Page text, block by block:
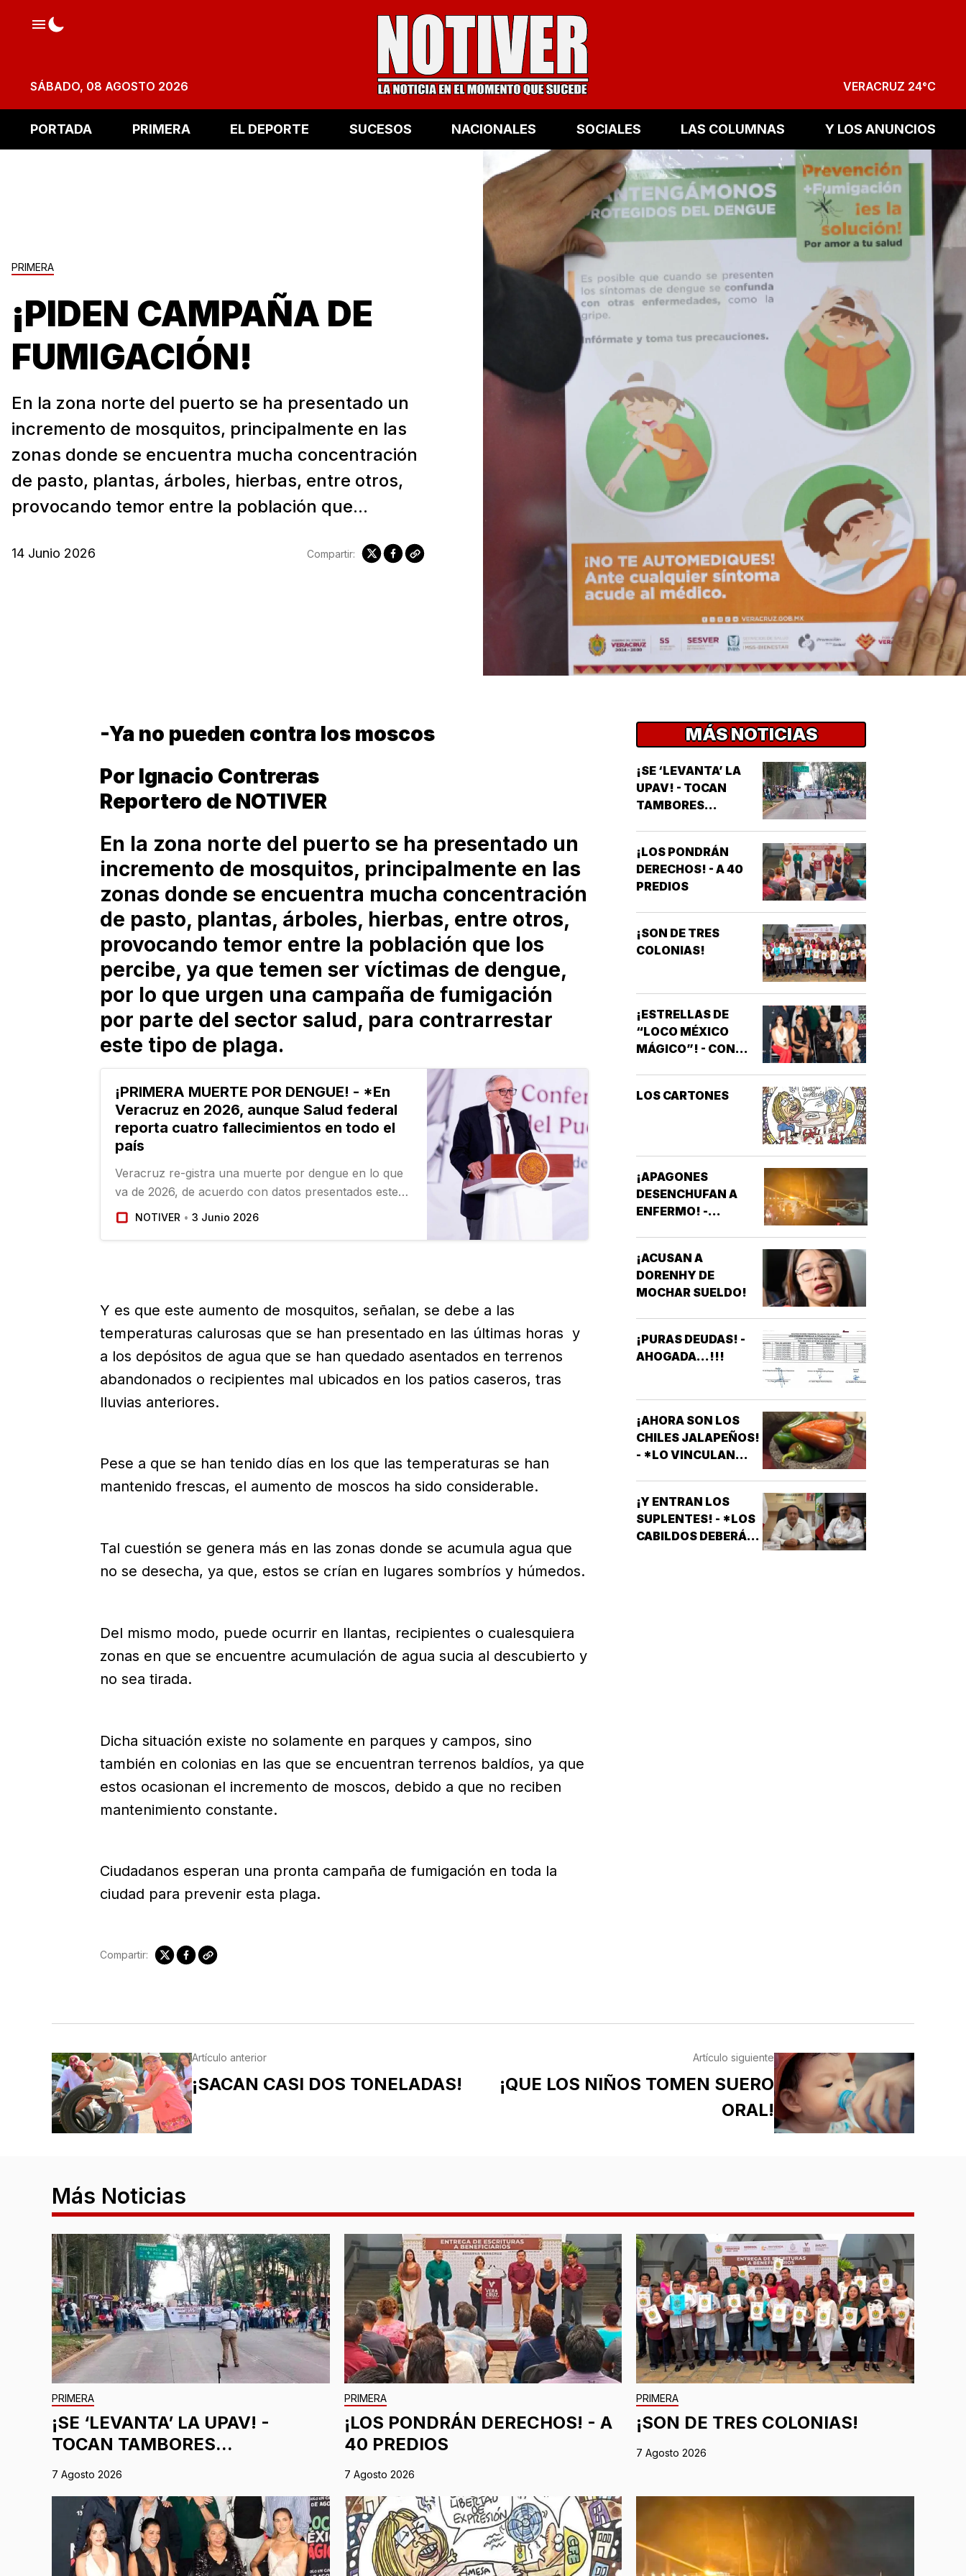
SÁBADO, 08 AGOSTO 2026 VERACRUZ 24°C
PORTADA PRIMERA EL DEPORTE SUCESOS NACIONALES SOCIALES LAS COLUMNAS Y LOS ANUNCIOS
PRIMERA
¡PIDEN CAMPAÑA DE
FUMIGACIÓN!
En la zona norte del puerto se ha presentado un
incremento de mosquitos, principalmente en las
zonas donde se encuentra mucha concentración
de pasto, plantas, árboles, hierbas, entre otros,
provocando temor entre la población que...
14 Junio 2026 Compartir:
-Ya no pueden contra los moscos
Por Ignacio Contreras
Reportero de NOTIVER
En la zona norte del puerto se ha presentado un
incremento de mosquitos, principalmente en las
zonas donde se encuentra mucha concentración
de pasto, plantas, árboles, hierbas, entre otros,
provocando temor entre la población que los
percibe, ya que temen ser víctimas de dengue,
por lo que urgen una campaña de fumigación
por parte del sector salud, para contrarrestar
este tipo de plaga.
¡PRIMERA MUERTE POR DENGUE! - *En
Veracruz en 2026, aunque Salud federal
reporta cuatro fallecimientos en todo el
país
Veracruz re-gistra una muerte por dengue en lo que
va de 2026, de acuerdo con datos presentados este
martes por la Secretaría de Salud federal durante la
NOTIVER 3 Junio 2026
Y es que este aumento de mosquitos, señalan, se debe a las
temperaturas calurosas que se han presentado en las últimas horas y
a los depósitos de agua que se han quedado asentados en terrenos
abandonados o recipientes mal ubicados en los patios caseros, tras
lluvias anteriores.
Pese a que se han tenido días en los que las temperaturas se han
mantenido frescas, el aumento de moscos ha sido considerable.
Tal cuestión se genera más en las zonas donde se acumula agua que
no se desecha, ya que, estos se crían en lugares sombríos y húmedos.
Del mismo modo, puede ocurrir en llantas, recipientes o cualesquiera
zonas en que se encuentre acumulación de agua sucia al descubierto y
no sea tirada.
Dicha situación existe no solamente en parques y campos, sino
también en colonias en las que se encuentran terrenos baldíos, ya que
estos ocasionan el incremento de moscos, debido a que no reciben
mantenimiento constante.
Ciudadanos esperan una pronta campaña de fumigación en toda la
ciudad para prevenir esta plaga.
Compartir:
MÁS NOTICIAS
¡SE ‘LEVANTA’ LA
UPAV! - TOCAN
TAMBORES...
¡LOS PONDRÁN
DERECHOS! - A 40
PREDIOS
¡SON DE TRES
COLONIAS!
¡ESTRELLAS DE
“LOCO MÉXICO
MÁGICO”! - CON
LOS CARTONES
¡APAGONES
DESENCHUFAN A
ENFERMO! -
FRACCIONAMIENTOS
DE VERACRUZ
DENUNCIAN
APAGONES
CONSTANTES QUE
AFECTAN
ELEVADORES,
APARATOS
ELÉCTRICOS
¡ACUSAN A
DORENHY DE
MOCHAR SUELDO!
¡PURAS DEUDAS! -
AHOGADA...!!!
¡AHORA SON LOS
CHILES JALAPEÑOS!
- *LO VINCULAN
¡Y ENTRAN LOS
SUPLENTES! - *LOS
CABILDOS DEBERÁN
Artículo anterior
¡SACAN CASI DOS TONELADAS!
Artículo siguiente
¡QUE LOS NIÑOS TOMEN SUERO
ORAL!
Más Noticias
PRIMERA
¡SE ‘LEVANTA’ LA UPAV! -
TOCAN TAMBORES...
7 Agosto 2026
PRIMERA
¡LOS PONDRÁN DERECHOS! - A
40 PREDIOS
7 Agosto 2026
PRIMERA
¡SON DE TRES COLONIAS!
7 Agosto 2026